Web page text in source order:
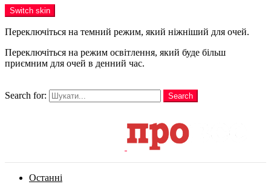
Switch skin
Переключіться на темний режим, який ніжніший для очей.
Переключіться на режим освітлення, який буде більш
приємним для очей в денний час.
Search for:
Search
Останні